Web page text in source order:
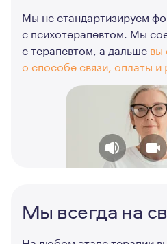
Мы не стандартизируем
с психотерапевтом. Мы
с терапевтом, а дальше вы
о способе связи, оплаты и
Мы всегда на